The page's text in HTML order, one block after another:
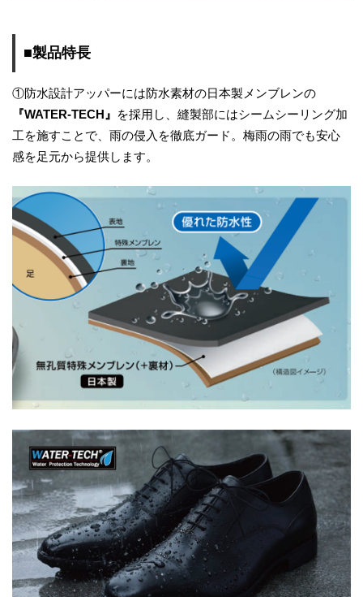
■製品特長
①防水設計アッパーには防水素材の日本製メンブレンの
『WATER-TECH』 を採用し、縫製部にはシームシーリング加
工を施すことで、雨の侵入を徹底ガード。梅雨の雨でも安心
感を足元から提供します。